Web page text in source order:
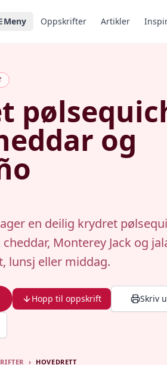
Meny Oppskrifter Artikler
og
en deilig krydret
Monterey Jack og
lunsj eller middag.
Hopp til oppskrift Skriv
› HOVEDRETT